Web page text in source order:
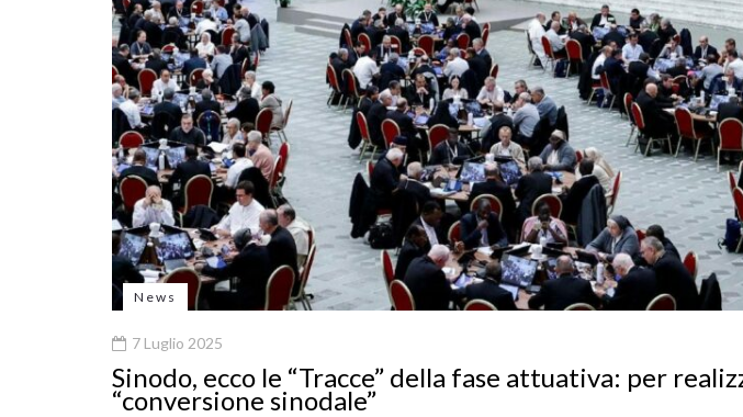
News
7 Luglio 2025
Sinodo, ecco le “Tracce” della fase attuativa: per
“conversione sinodale”